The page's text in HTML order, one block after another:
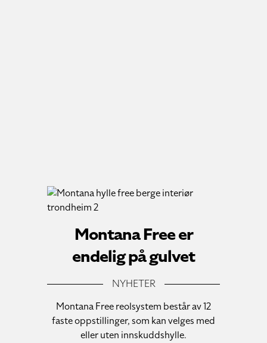
Montana Free er
endelig på gulvet
NYHETER
Montana Free reolsystem består av 12
faste oppstillinger, som kan velges med
eller uten innskuddshylle.